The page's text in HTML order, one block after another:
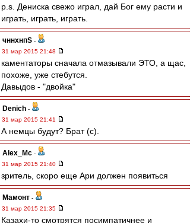
p.s. Дениска свежо играл, дай Бог ему расти и
играть, играть, играть.
чннхнпS -
31 мар 2015 21:48
каментаторы сначала отмазывали ЭТО, а щас,
похоже, уже стебутся.
Давыдов - "двойка"
Denich -
31 мар 2015 21:41
А немцы будут? Брат (с).
Alex_Mc -
31 мар 2015 21:40
зритель, скоро еще Ари должен появиться
Мамонт -
31 мар 2015 21:35
Казахи-то смотрятся посимпатичнее и